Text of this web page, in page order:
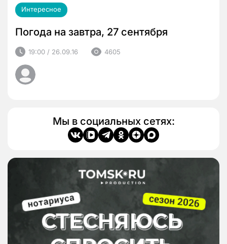
Интересное
Погода на завтра, 27 сентября
19:00 / 26.09.16 4605
Мы в социальных сетях: